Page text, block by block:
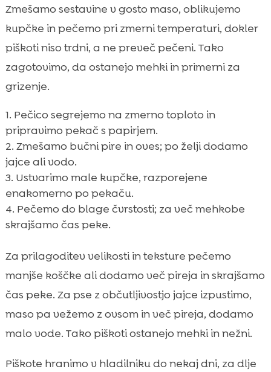
Zmešamo sestavine v gosto maso, oblikujemo
kupčke in pečemo pri zmerni temperaturi, dokler
piškoti niso trdni, a ne preveč pečeni. Tako
zagotovimo, da ostanejo mehki in primerni za
grizenje.
Pečico segrejemo na zmerno toploto in
pripravimo pekač s papirjem.
Zmešamo bučni pire in oves; po želji dodamo
jajce ali vodo.
Ustvarimo male kupčke, razporejene
enakomerno po pekaču.
Pečemo do blage čvrstosti; za več mehkobe
skrajšamo čas peke.
Za prilagoditev velikosti in teksture pečemo
manjše koščke ali dodamo več pireja in skrajšamo
čas peke. Za pse z občutljivostjo jajce izpustimo,
maso pa vežemo z ovsom in več pireja, dodamo
malo vode. Tako piškoti ostanejo mehki in nežni.
Piškote hranimo v hladilniku do nekaj dni, za dlje